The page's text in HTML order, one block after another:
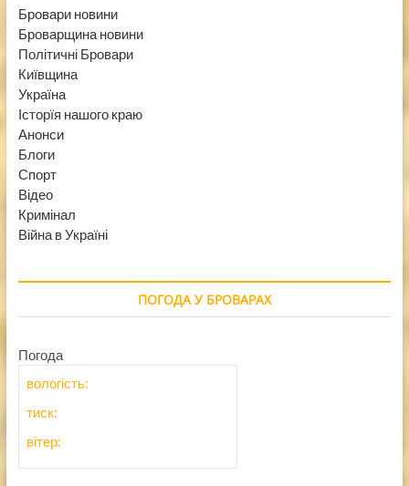
Бровари новини
Броварщина новини
Політичні Бровари
Київщина
Україна
Історїя нашого краю
Анонси
Блоги
Спорт
Відео
Кримінал
Війна в Україні
ПОГОДА У БРОВАРАХ
Погода
вологість:
тиск:
вітер: